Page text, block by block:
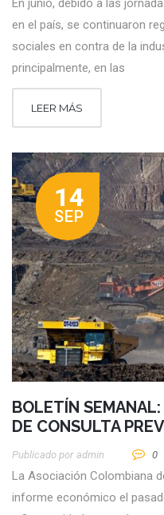
En junio, debido a las
en el país, se continuaron
sociales en contra de la
principalmente, en las
LEER MÁS
14
SEP
BOLETÍN SEMANAL:
DE CONSULTA
Publicado por Admin 0
La Asociación Colombiana
informe económico el